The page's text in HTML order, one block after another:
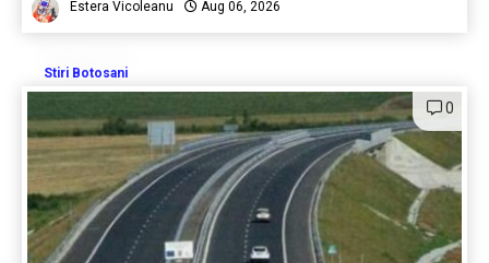
Estera Vicoleanu Aug 06, 2026
Stiri Botosani
0